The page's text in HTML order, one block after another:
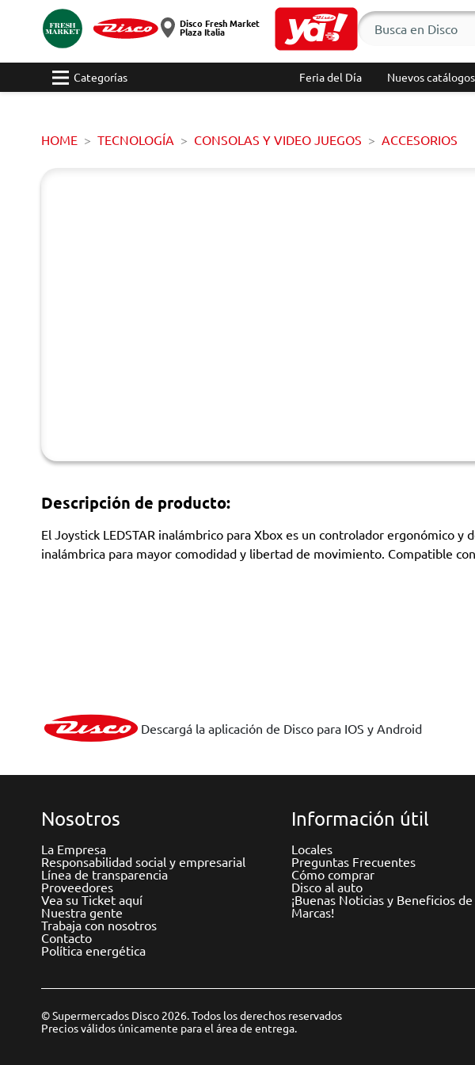
Disco Fresh Market
Plaza Italia
Categorías Feria del Día Nuevos catálogos
HOME TECNOLOGÍA CONSOLAS Y VIDEO JUEGOS ACCESORIOS
Descripción de producto:
El Joystick LEDSTAR inalámbrico para Xbox es un controlador ergonómico
inalámbrica para mayor comodidad y libertad de movimiento. Compatible
Descargá la aplicación de Disco para IOS y Android
Nosotros
La Empresa
Responsabilidad social y empresarial
Línea de transparencia
Proveedores
Vea su Ticket aquí
Nuestra gente
Trabaja con nosotros
Contacto
Política energética
Información útil
Locales
Preguntas Frecuentes
Cómo comprar
Disco al auto
¡Buenas Noticias y Beneficios de
Marcas!
© Supermercados Disco 2026. Todos los derechos reservados
Precios válidos únicamente para el área de entrega.